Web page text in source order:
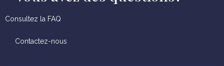
Consultez la FAQ
Contactez-nous